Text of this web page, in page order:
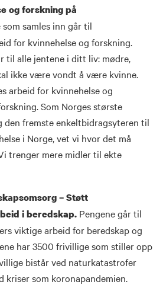
og forskning på
som samles inn går til
for kvinnehelse og forskning.
til alle jentene i ditt liv: mødre,
ikke være vondt å være kvinne.
arbeid for kvinnehelse og
Som Norges største
den fremste enkeltbidragsyteren til
i Norge, vet vi hvor det må
trenger mere midler til ekte
– Støtt
i beredskap. Pengene går til
viktige arbeid for beredskap og
har 3500 frivillige som stiller opp
bistår ved naturkatastrofer
kriser som koronapandemien.